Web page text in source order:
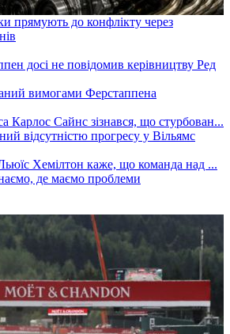
прямують до конфлікту через
вимогами Ферстаппена
відсутністю прогресу у Вільямс
де маємо проблеми